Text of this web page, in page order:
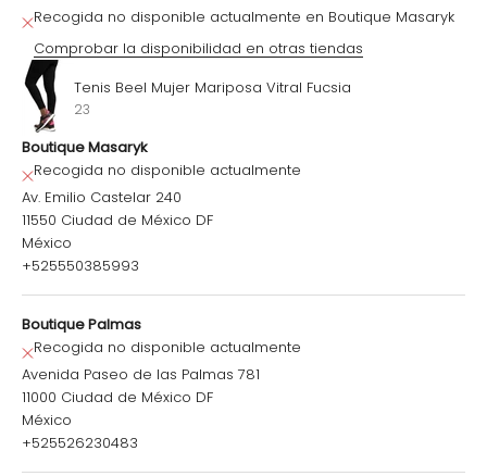
Recogida no disponible actualmente en Boutique Masaryk
Comprobar la disponibilidad en otras tiendas
Tenis Beel Mujer Mariposa Vitral Fucsia
23
Boutique Masaryk
Recogida no disponible actualmente
Av. Emilio Castelar 240
11550 Ciudad de México DF
México
+525550385993
Boutique Palmas
Recogida no disponible actualmente
Avenida Paseo de las Palmas 781
11000 Ciudad de México DF
México
+525526230483